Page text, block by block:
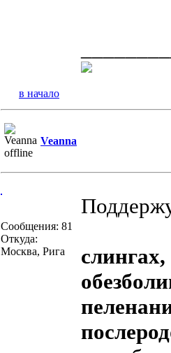
в начало
Veanna
Сообщения: 81
Откуда:
Москва, Рига
слингах,